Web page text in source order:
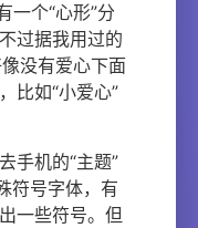
一个“心形”分
过据我用过的
没有爱心下面
比如“小爱心”
手机的“主题”
符号字体，有
一些符号。但